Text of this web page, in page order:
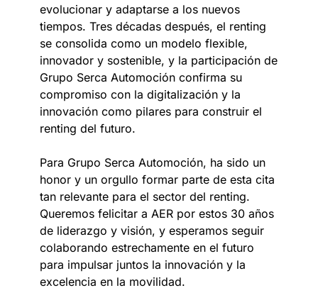
evolucionar y adaptarse a los nuevos
tiempos. Tres décadas después, el renting
se consolida como un modelo flexible,
innovador y sostenible, y la participación de
Grupo Serca Automoción confirma su
compromiso con la digitalización y la
innovación como pilares para construir el
renting del futuro.
Para Grupo Serca Automoción, ha sido un
honor y un orgullo formar parte de esta cita
tan relevante para el sector del renting.
Queremos felicitar a AER por estos 30 años
de liderazgo y visión, y esperamos seguir
colaborando estrechamente en el futuro
para impulsar juntos la innovación y la
excelencia en la movilidad.